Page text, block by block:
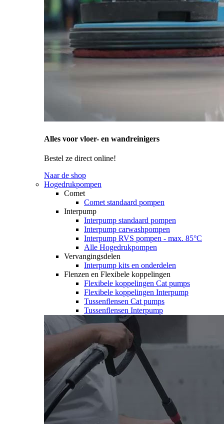
Alles voor vloer- en wandreinigers
Bestel ze direct online!
Naar de shop
Hogedrukpompen
Comet
Comet standaard pompen
Interpump
Interpump standaard pompen
Interpump carwashpompen
Interpump RVS pompen - max. 85°C
Alle Hogedrukpompen
Vervangingsdelen
Interpump kits en onderdelen
Flenzen en Flexibele koppelingen
Flexibele koppelingen Cat pumps
Flexibele koppelingen Interpump
Tussenflensen Cat pumps
Tussenflensen Interpump